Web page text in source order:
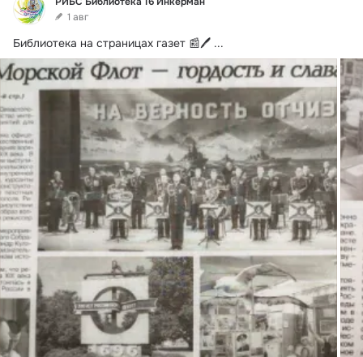
1 авг
Библиотека на страницах газет 📰🖊 ...